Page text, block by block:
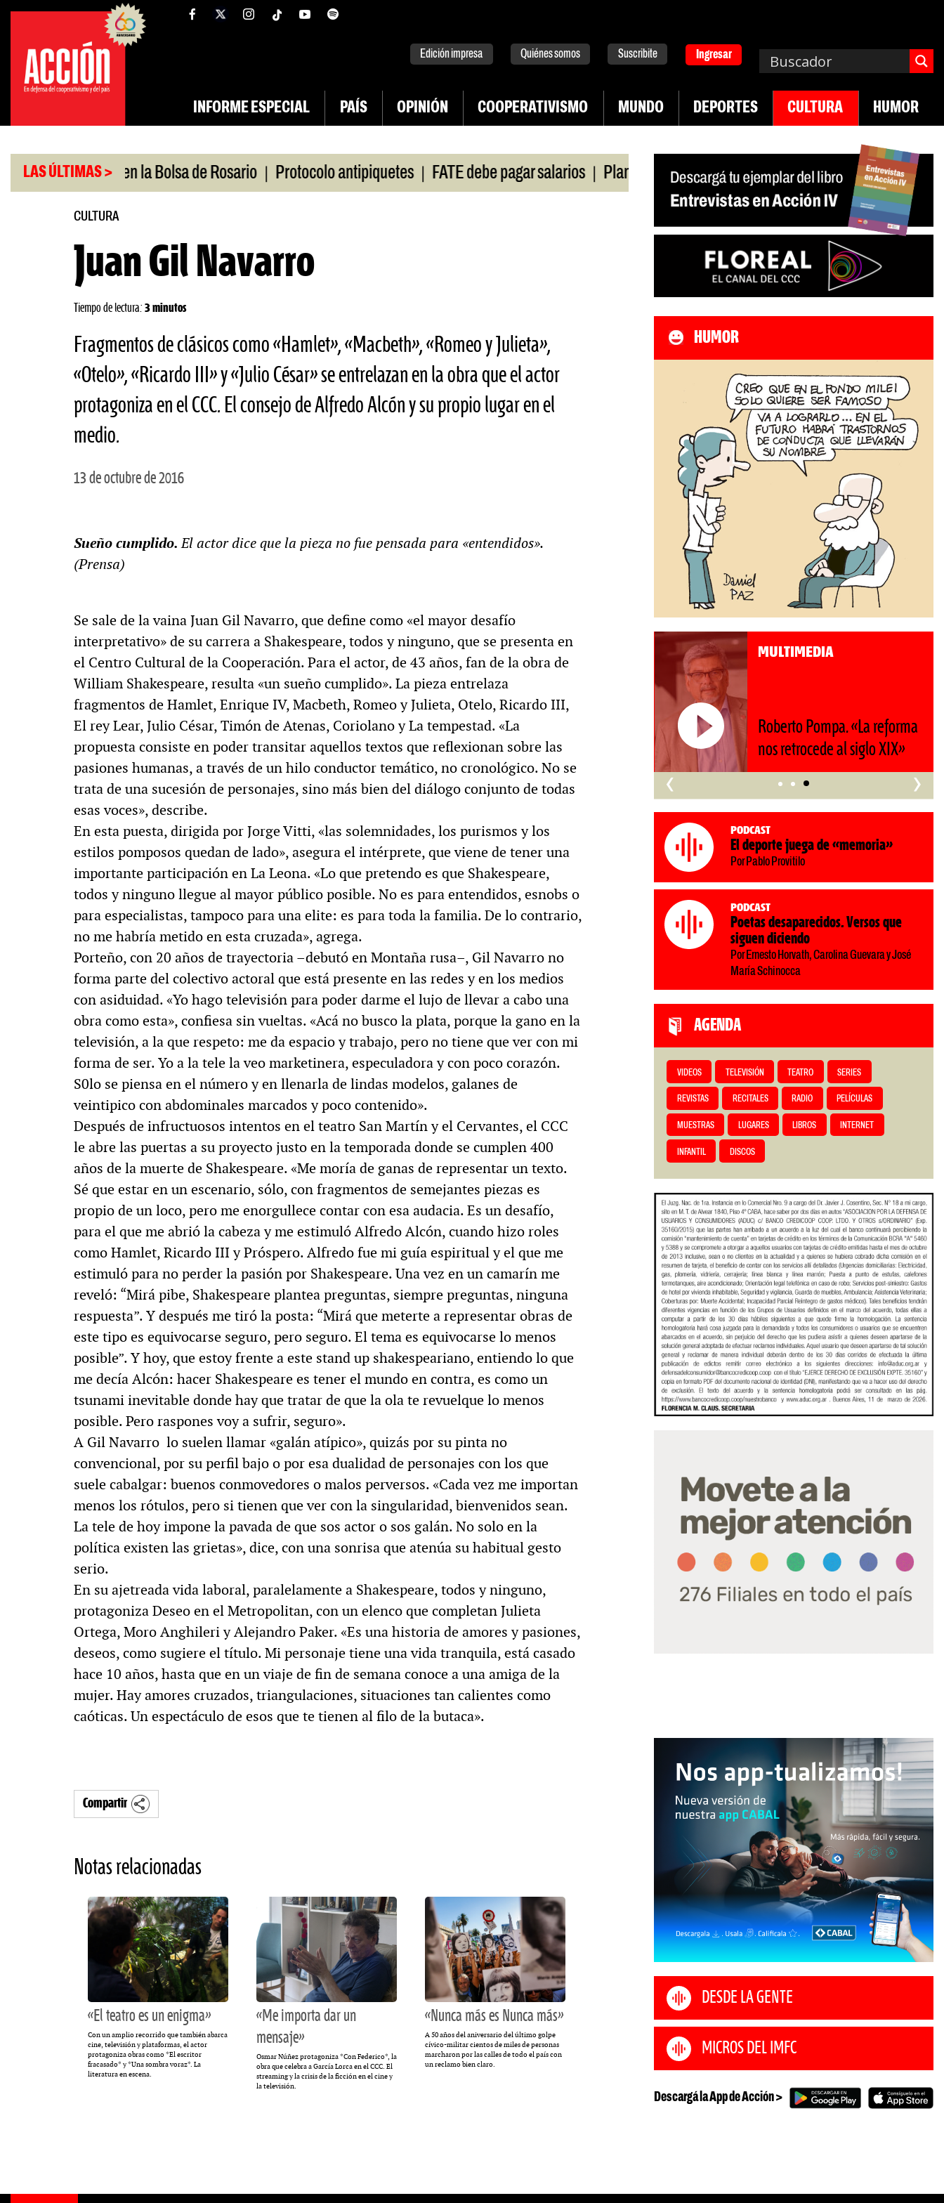
Saltar
contenido
facebooktwitterinstagram
Edición impresa Quiénes somos Suscribite Ingresar
INFORME ESPECIAL PAÍS OPINIÓN COOPERATIVISMO MUNDO DEPORTES CULTURA HUMOR
LAS ÚLTIMAS >
Caputo en la Bolsa de Rosario | Protocolo antipiquetes | FATE debe pagar salarios | Plan de lucha de UTEP | Exportaciones del agro | Crece
CULTURA
Juan Gil Navarro
Tiempo de lectura: 3 minutos
Fragmentos de clásicos como «Hamlet», «Macbeth», «Romeo y Julieta»,
«Otelo», «Ricardo III» y «Julio César» se entrelazan en la obra que el actor
protagoniza en el CCC. El consejo de Alfredo Alcón y su propio lugar en el
medio.
13 de octubre de 2016
Sueño cumplido.El actor dice que la pieza no fue pensada para «entendidos».
(Prensa)
Se sale de la vaina Juan Gil Navarro, que define como «el mayor desafío
interpretativo» de su carrera a Shakespeare, todos y ninguno, que se presenta en
el Centro Cultural de la Cooperación. Para el actor, de 43 años, fan de la obra de
William Shakespeare, resulta «un sueño cumplido». La pieza entrelaza
fragmentos de Hamlet, Enrique IV, Macbeth, Romeo y Julieta, Otelo, Ricardo III,
El rey Lear, Julio César, Timón de Atenas, Coriolano y La tempestad. «La
propuesta consiste en poder transitar aquellos textos que reflexionan sobre las
pasiones humanas, a través de un hilo conductor temático, no cronológico. No se
trata de una sucesión de personajes, sino más bien del diálogo conjunto de todas
esas voces», describe.
En esta puesta, dirigida por Jorge Vitti, «las solemnidades, los purismos y los
estilos pomposos quedan de lado», asegura el intérprete, que viene de tener una
importante participación en La Leona. «Lo que pretendo es que Shakespeare,
todos y ninguno llegue al mayor público posible. No es para entendidos, esnobs o
para especialistas, tampoco para una elite: es para toda la familia. De lo contrario,
no me habría metido en esta cruzada», agrega.
Porteño, con 20 años de trayectoria –debutó en Montaña rusa–, Gil Navarro no
forma parte del colectivo actoral que está presente en las redes y en los medios
con asiduidad. «Yo hago televisión para poder darme el lujo de llevar a cabo una
obra como esta», confiesa sin vueltas. «Acá no busco la plata, porque la gano en la
televisión, a la que respeto: me da espacio y trabajo, pero no tiene que ver con mi
forma de ser. Yo a la tele la veo marketinera, especuladora y con poco corazón.
S0lo se piensa en el número y en llenarla de lindas modelos, galanes de
veintipico con abdominales marcados y poco contenido».
Después de infructuosos intentos en el teatro San Martín y el Cervantes, el CCC
le abre las puertas a su proyecto justo en la temporada donde se cumplen 400
años de la muerte de Shakespeare. «Me moría de ganas de representar un texto.
Sé que estar en un escenario, sólo, con fragmentos de semejantes piezas es
propio de un loco, pero me enorgullece contar con esa audacia. Es un desafío,
para el que me abrió la cabeza y me estimuló Alfredo Alcón, cuando hizo roles
como Hamlet, Ricardo III y Próspero. Alfredo fue mi guía espiritual y el que me
estimuló para no perder la pasión por Shakespeare. Una vez en un camarín me
reveló: “Mirá pibe, Shakespeare plantea preguntas, siempre preguntas, ninguna
respuesta”. Y después me tiró la posta: “Mirá que meterte a representar obras de
este tipo es equivocarse seguro, pero seguro. El tema es equivocarse lo menos
posible”. Y hoy, que estoy frente a este stand up shakespeariano, entiendo lo que
me decía Alcón: hacer Shakespeare es tener el mundo en contra, es como un
tsunami inevitable donde hay que tratar de que la ola te revuelque lo menos
posible. Pero raspones voy a sufrir, seguro».
A Gil Navarro lo suelen llamar «galán atípico», quizás por su pinta no
convencional, por su perfil bajo o por esa dualidad de personajes con los que
suele cabalgar: buenos conmovedores o malos perversos. «Cada vez me importan
menos los rótulos, pero si tienen que ver con la singularidad, bienvenidos sean.
La tele de hoy impone la pavada de que sos actor o sos galán. No solo en la
política existen las grietas», dice, con una sonrisa que atenúa su habitual gesto
serio.
En su ajetreada vida laboral, paralelamente a Shakespeare, todos y ninguno,
protagoniza Deseo en el Metropolitan, con un elenco que completan Julieta
Ortega, Moro Anghileri y Alejandro Paker. «Es una historia de amores y pasiones,
deseos, como sugiere el título. Mi personaje tiene una vida tranquila, está casado
hace 10 años, hasta que en un viaje de fin de semana conoce a una amiga de la
mujer. Hay amores cruzados, triangulaciones, situaciones tan calientes como
caóticas. Un espectáculo de esos que te tienen al filo de la butaca».
Compartir
Notas relacionadas
«El teatro es un enigma»
Con un amplio recorrido que también abarca
cine, televisión y plataformas, el actor
protagoniza obras como *El escritor
fracasado* y *Una sombra voraz*. La
literatura en escena.
«Me importa dar un
mensaje»
Osmar Núñez protagoniza *Con Federico*, la
obra que celebra a García Lorca en el CCC. El
streaming y la crisis de la ficción en el cine y
la televisión.
«Nunca más es Nunca más»
A 50 años del aniversario del último golpe
cívico-militar cientos de miles de personas
marcharon por las calles de todo el país con
un reclamo bien claro.
HUMOR
«La reforma
MULTIMEDIA
60º aniversario de Acción.
Periodismo con historia
MULTIMEDIA
Rocambole. Imágenes
paganas
MULTIMEDIA
Roberto Pompa. «La reforma
nos retrocede al siglo XIX»
‹ ›
Podcast
El deporte juega de «memoria»
Por Pablo Provitilo
Podcast
Poetas desaparecidos. Versos que
siguen diciendo
Por Ernesto Horvath, Carolina Guevara y José
María Schinocca
AGENDA
VIDEOS TELEVISIÓN TEATRO SERIES
REVISTAS RECITALES RADIO PELÍCULAS
MUESTRAS LUGARES LIBROS INTERNET
INFANTIL DISCOS
DESDE LA GENTE
MICROS DEL IMFC
Descargá la App de Acción >